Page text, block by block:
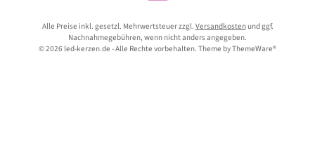
Alle Preise inkl. gesetzl. Mehrwertsteuer zzgl. Versandkostenund ggf.
Nachnahmegebühren, wenn nicht anders angegeben.
© 2026 led-kerzen.de - Alle Rechte vorbehalten. Theme byThemeWare®